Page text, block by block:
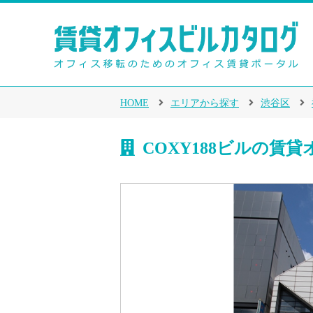
HOME エリアから探す 渋谷区
COXY188ビルの賃貸